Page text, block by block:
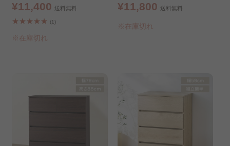
¥11,400 送料無料
(1)
※在庫切れ
¥11,800 送料無料
※在庫切れ